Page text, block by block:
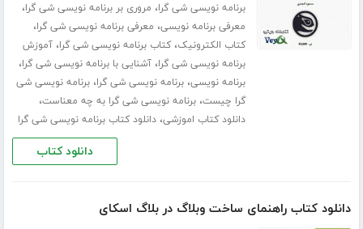
برنامه نویسی شی گرا، مروری بر برنامه نویسی شی گرا،
معرفی برنامه نویسی، معرفی برنامه نویسی شی گرا،
کتاب الکترونیک،کتاب برنامه نویسی شی گرا،آموزش
برنامه نویسی شی گرا،آشنایی با برنامه نویسی شی گرا،
برنامه نویسی،برنامه نویسی شی گرا،برنامه نویسی شی
گرا چیست،برنامه نویسی شی گرا به چه معناست،
دانلود کتاب اموزشی،دانلود کتاب برنامه نویسی شی گرا
دانلود کتاب
دانلود کتاب راهنمای ساخت وبلاگ در بلاگ اسکای